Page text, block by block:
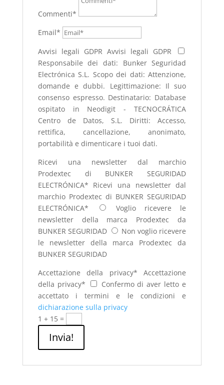
Commenti*
Email*
Avvisi legali GDPR Avvisi legali GDPR
Responsabile dei dati: Bunker Seguridad
Electrónica S.L. Scopo dei dati: Attenzione,
domande e dubbi. Legittimazione: Il suo
consenso espresso. Destinatario: Database
ospitato in Neodigit - TECNOCRÁTICA
Centro de Datos, S.L. Diritti: Accesso,
rettifica, cancellazione, anonimato,
portabilità e dimenticare i tuoi dati.
Ricevi una newsletter dal marchio
Prodextec di BUNKER SEGURIDAD
ELECTRÓNICA* Ricevi una newsletter dal
marchio Prodextec di BUNKER SEGURIDAD
ELECTRÓNICA*
Voglio ricevere le
newsletter della marca Prodextec da
BUNKER SEGURIDAD
Non voglio ricevere
le newsletter della marca Prodextec da
BUNKER SEGURIDAD
Accettazione della privacy*
Accettazione
della privacy*
Confermo di aver letto e
accettato i termini e le condizioni e
dichiarazione sulla privacy
1 + 15=
Invia!